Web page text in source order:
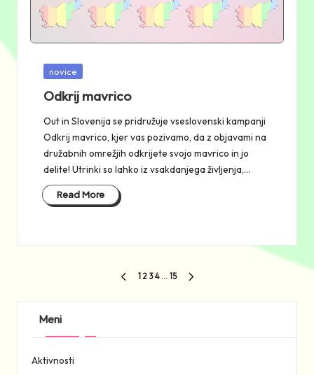
Posted
novice
Odkrij mavrico
Out in Slovenija se pridružuje vseslovenski kampanji
Odkrij mavrico, kjer vas pozivamo, da z objavami na
družabnih omrežjih odkrijete svojo mavrico in jo
delite! Utrinki so lahko iz vsakdanjega življenja,…
Read More
PREVIOUS
1 2 3 4 … 15
Meni
Aktivnosti